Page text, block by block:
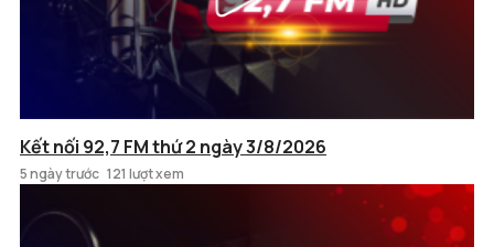
Kết nối 92,7 FM thứ 2 ngày 3/8/2026
5 ngày trước 121 lượt xem